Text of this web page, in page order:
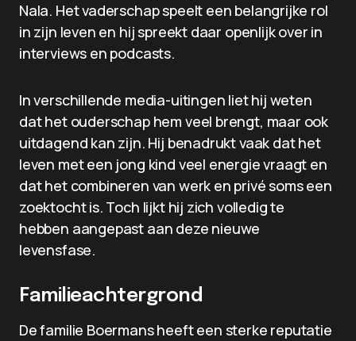
Nala. Het vaderschap speelt een belangrijke rol
in zijn leven en hij spreekt daar openlijk over in
interviews en podcasts.
In verschillende media-uitingen liet hij weten
dat het ouderschap hem veel brengt, maar ook
uitdagend kan zijn. Hij benadrukt vaak dat het
leven met een jong kind veel energie vraagt en
dat het combineren van werk en privé soms een
zoektocht is. Toch lijkt hij zich volledig te
hebben aangepast aan deze nieuwe
levensfase.
Familieachtergrond
De familie Boermans heeft een sterke reputatie